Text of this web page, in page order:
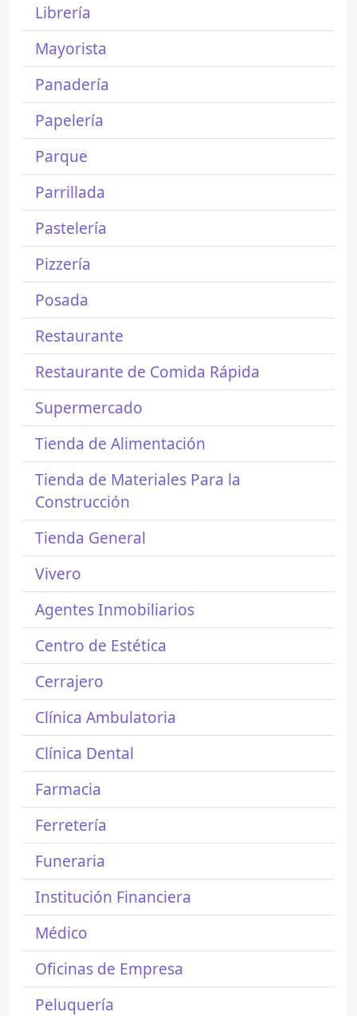
Librería
Mayorista
Panadería
Papelería
Parque
Parrillada
Pastelería
Pizzería
Posada
Restaurante
Restaurante de Comida Rápida
Supermercado
Tienda de Alimentación
Tienda de Materiales Para la
Construcción
Tienda General
Vivero
Agentes Inmobiliarios
Centro de Estética
Cerrajero
Clínica Ambulatoria
Clínica Dental
Farmacia
Ferretería
Funeraria
Institución Financiera
Médico
Oficinas de Empresa
Peluquería